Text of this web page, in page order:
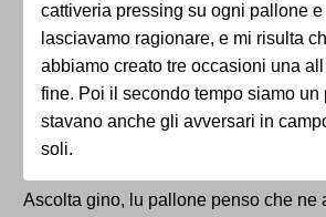
cattiveria pressing su ogni pallone e
lasciavamo ragionare, e mi risulta
abbiamo creato tre occasioni una
fine. Poi il secondo tempo siamo un
stavano anche gli avversari in
soli.
Ascolta gino, lu pallone penso che ne